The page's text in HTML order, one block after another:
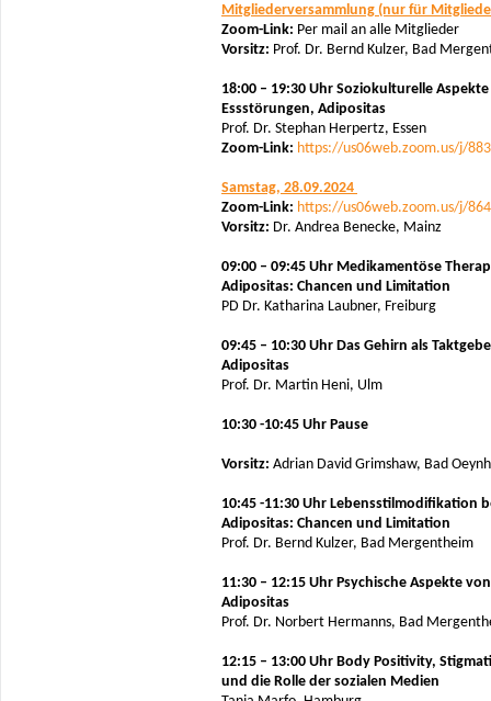
Mitgliederversammlung (nur für
Zoom-Link: Per mail an alle Mitglieder
Vorsitz: Prof. Dr. Bernd Kulzer, Bad
18:00 – 19:30 Uhr Soziokulturelle
Essstörungen, Adipositas
Prof. Dr. Stephan Herpertz, Essen
Zoom-Link: https://us06web.zoom.us/j/
Samstag, 28.09.2024
Zoom-Link: https://us06web.zoom.us/j/
Vorsitz: Dr. Andrea Benecke, Mainz
09:00 – 09:45 Uhr Medikamentöse
Adipositas: Chancen und Limitation
PD Dr. Katharina Laubner, Freiburg
09:45 – 10:30 Uhr Das Gehirn als
Adipositas
Prof. Dr. Martin Heni, Ulm
10:30 -10:45 Uhr Pause
Vorsitz: Adrian David Grimshaw, Bad
10:45 -11:30 Uhr Lebensstilmodifikation
Adipositas: Chancen und Limitation
Prof. Dr. Bernd Kulzer, Bad Mergentheim
11:30 – 12:15 Uhr Psychische Aspekte von
Adipositas
Prof. Dr. Norbert Hermanns, Bad
12:15 – 13:00 Uhr Body Positivity,
und die Rolle der sozialen Medien